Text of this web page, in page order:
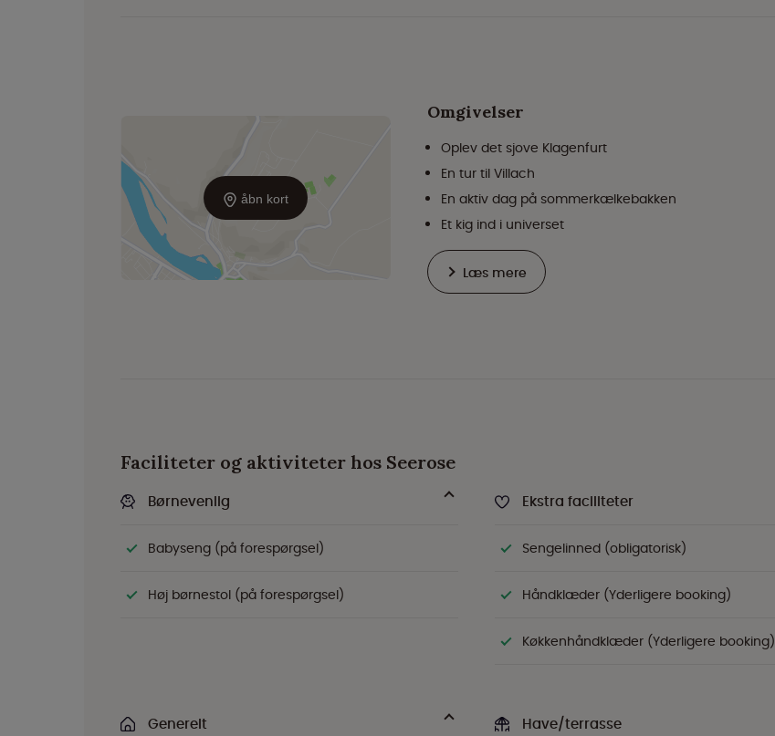
åbn kort
Omgivelser
Oplev det sjove Klagenfurt
En tur til Villach
En aktiv dag på sommerkælkebakken
Et kig ind i universet
Læs mere
Faciliteter og aktiviteter hos Seerose
Børnevenlig
Babyseng (på forespørgsel)
Høj børnestol (på forespørgsel)
Ekstra faciliteter
Sengelinned (obligatorisk)
Håndklæder (Yderligere booking)
Køkkenhåndklæder (Yderligere booking)
Generelt Have/terrasse